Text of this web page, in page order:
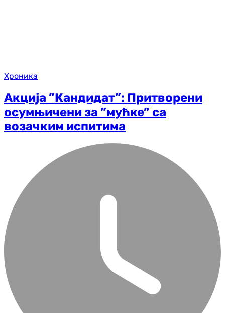
Хроника
Акција ”Кандидат”: Притворени
осумњичени за ”мућке” са
возачким испитима